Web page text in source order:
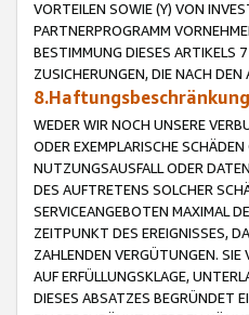
VORTEILEN SOWIE (Y) VON
PARTNERPROGRAMM
BESTIMMUNG DIESES ARTIKELS
ZUSICHERUNGEN, DIE NACH
WEDER WIR NOCH UNSERE
ODER EXEMPLARISCHE
NUTZUNGSAUSFALL ODER
DES AUFTRETENS SOLCHER
SERVICEANGEBOTEN MAXIMAL
ZEITPUNKT DES EREIGNISSES,
ZAHLENDEN VERGÜTUNGEN. SIE
AUF ERFÜLLUNGSKLAGE,
DIESES ABSATZES BEGRÜNDET